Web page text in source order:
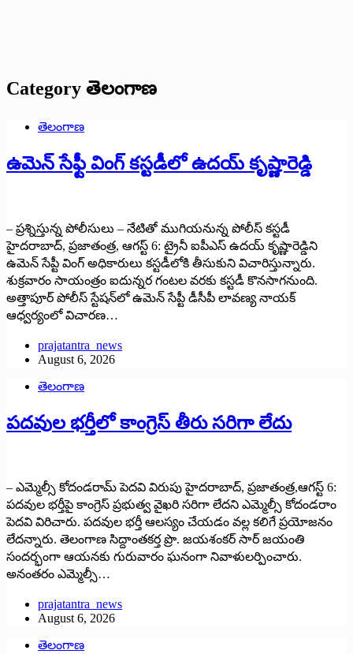
Category తెలంగాణ
తెలంగాణ
ఉమెన్‌ ‌సేఫ్టీ వింగ్‌ ‌కస్టడీలో ఉదయ్‌ ‌కృష్ణారెడ్డి
– ప్రశ్నిస్తున్న పోలీసులు – నేటితో ముగియనున్న పోలీస్‌ ‌కస్టడీ
హైదరాబాద్‌,‌ ప్రజాతంత్ర, ఆగస్ట్ 6: ‌ట్రైనీ ఐపీఎస్‌ ఉదయ్‌ ‌కృష్ణారెడ్డిని
ఉమెన్‌ ‌సేప్టీ వింగ్‌ అధికారులు కస్టడీలోకి తీసుకుని విచారిస్తున్నారు.
శుక్రవారం సాయంత్రం ఐదున్నర గంటల వరకు కస్టడీ కొనసాగనుంది.
అత్తాపూర్‌ ‌పోలీస్‌ ‌స్టేషన్‌లో ఉమెన్‌ ‌సేప్టీ డీసీపీ లావణ్య నాయక్‌
ఆధ్వర్యంలో విచారణ…
prajatantra_news
August 6, 2026
తెలంగాణ
పదవుల భర్తీలో కాంగ్రెస్‌ ‌తీరు సరిగా లేదు
– ఎమ్మెల్సీ కోదండరామ్‌ పెదవి విరుపు ‌హైదరాబాద్‌,‌ ప్రజాతంత్ర,ఆగస్ట్ 6:
‌పదవుల భర్తీపై కాంగ్రెస్‌ ‌ప్రభుత్వ వైఖరి సరిగా లేదని ఎమ్మెల్సీ కోదండరాం
పెదవి విరిచారు. పదవుల భర్తీ ఆలస్యం చేయడం వల్ల కలిగే ప్రయోజనం
లేదన్నారు. తెలంగాణ సిద్దాంతకర్త ప్రొ. జయశంకర్‌ ‌సార్‌ ‌జయంతి
సందర్భంగా ఆయనకు గురువారం ఘనంగా నివాళులర్పించారు.
అనంతరం ఎమ్మెల్సీ…
prajatantra_news
August 6, 2026
తెలంగాణ